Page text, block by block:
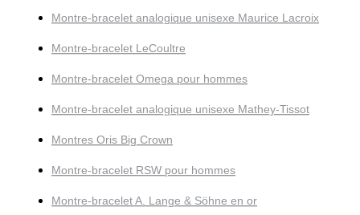
Montre-bracelet analogique unisexe Maurice Lacroix
Montre-bracelet LeCoultre
Montre-bracelet Omega pour hommes
Montre-bracelet analogique unisexe Mathey-Tissot
Montres Oris Big Crown
Montre-bracelet RSW pour hommes
Montre-bracelet A. Lange & Söhne en or